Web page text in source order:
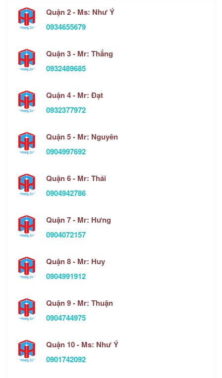
Quận 2 - Ms: Như Ý
0934655679
Quận 3 - Mr: Thắng
0932489685
Quận 4 - Mr: Đạt
0932377972
Quận 5 - Mr: Nguyên
0904997692
Quận 6 - Mr: Thái
0904942786
Quận 7 - Mr: Hưng
0904072157
Quận 8 - Mr: Huy
0904991912
Quận 9 - Mr: Thuận
0904744975
Quận 10 - Ms: Như Ý
0901742092